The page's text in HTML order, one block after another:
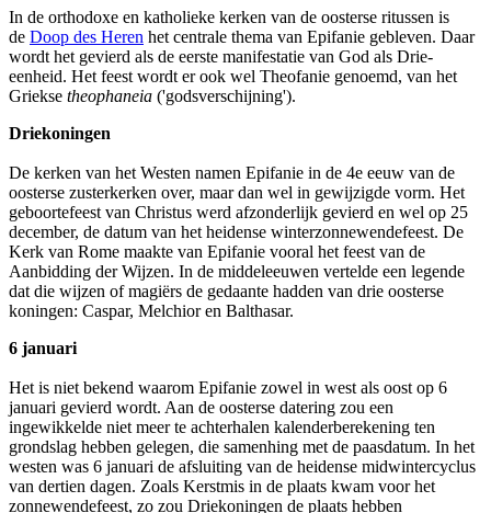
In de orthodoxe en katholieke kerken van de oosterse ritussen is
de Doop des Heren het centrale thema van Epifanie gebleven. Daar
wordt het gevierd als de eerste manifestatie van God als Drie-
eenheid. Het feest wordt er ook wel Theofanie genoemd, van het
Griekse theophaneia ('godsverschijning').
Driekoningen
De kerken van het Westen namen Epifanie in de 4e eeuw van de
oosterse zusterkerken over, maar dan wel in gewijzigde vorm. Het
geboortefeest van Christus werd afzonderlijk gevierd en wel op 25
december, de datum van het heidense winterzonnewendefeest. De
Kerk van Rome maakte van Epifanie vooral het feest van de
Aanbidding der Wijzen. In de middeleeuwen vertelde een legende
dat die wijzen of magiërs de gedaante hadden van drie oosterse
koningen: Caspar, Melchior en Balthasar.
6 januari
Het is niet bekend waarom Epifanie zowel in west als oost op 6
januari gevierd wordt. Aan de oosterse datering zou een
ingewikkelde niet meer te achterhalen kalenderberekening ten
grondslag hebben gelegen, die samenhing met de paasdatum. In het
westen was 6 januari de afsluiting van de heidense midwintercyclus
van dertien dagen. Zoals Kerstmis in de plaats kwam voor het
zonnewendefeest, zo zou Driekoningen de plaats hebben